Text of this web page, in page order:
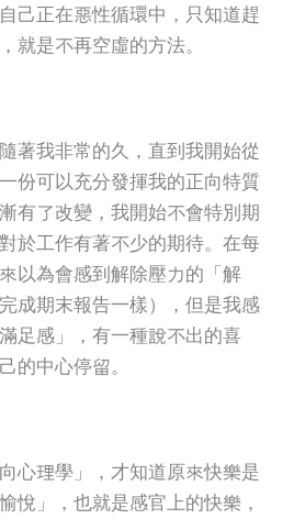
己正在惡性循環中，只知道趕
就是不再空虛的方法。
著我非常的久，直到我開始從
份可以充分發揮我的正向特質
有了改變，我開始不會特別期
於工作有著不少的期待。在每
以為會感到解除壓力的「解
成期末報告一樣），但是我感
足感」，有一種說不出的喜
的中心停留。
心理學」，才知道原來快樂是
悅」，也就是感官上的快樂，